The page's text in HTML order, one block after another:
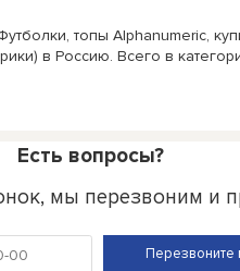
топы Alphanumeric,
в Россию. Всего в
Есть вопросы?
мы перезвоним и